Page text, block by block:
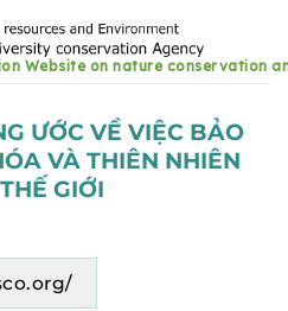
ƯỚC VỀ VIỆC BẢO
VÀ THIÊN NHIÊN
GIỚI